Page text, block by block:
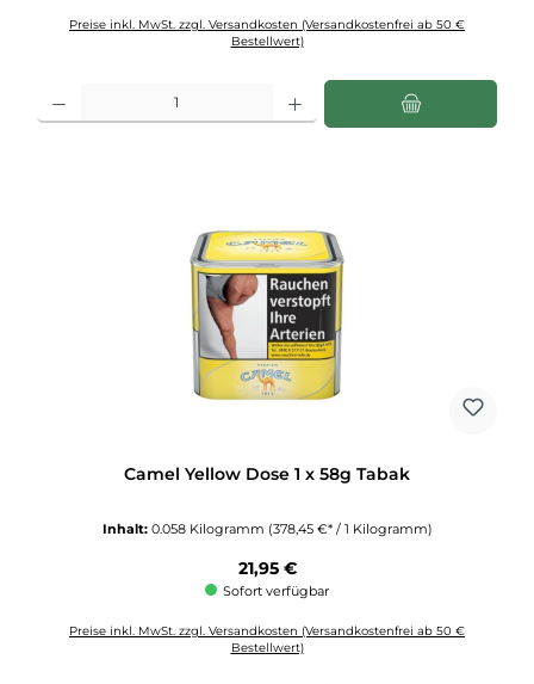
Preise inkl. MwSt. zzgl. Versandkosten (Versandkostenfrei ab 50 €
Bestellwert)
Camel Yellow Dose 1 x 58g Tabak
Inhalt: 0.058 Kilogramm (378,45 €* / 1 Kilogramm)
Regulärer Preis:
21,95 €
Sofort verfügbar
Preise inkl. MwSt. zzgl. Versandkosten (Versandkostenfrei ab 50 €
Bestellwert)